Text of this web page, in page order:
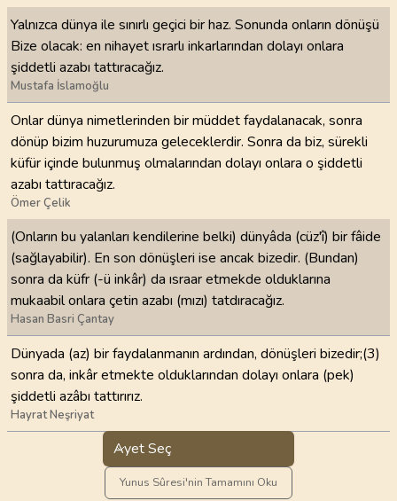
Yalnızca dünya ile sınırlı geçici bir haz. Sonunda onların dönüşü
Bize olacak: en nihayet ısrarlı inkarlarından dolayı onlara
şiddetli azabı tattıracağız.
Mustafa İslamoğlu
Onlar dünya nimetlerinden bir müddet faydalanacak, sonra
dönüp bizim huzurumuza geleceklerdir. Sonra da biz, sürekli
küfür içinde bulunmuş olmalarından dolayı onlara o şiddetli
azabı tattıracağız.
Ömer Çelik
(Onların bu yalanları kendilerine belki) dünyâda (cüz'î) bir fâide
(sağlayabilir). En son dönüşleri ise ancak bizedir. (Bundan)
sonra da küfr (-ü inkâr) da ısraar etmekde olduklarına
mukaabil onlara çetin azabı (mızı) tatdıracağız.
Hasan Basri Çantay
Dünyada (az) bir faydalanmanın ardından, dönüşleri bizedir;(3)
sonra da, inkâr etmekte olduklarından dolayı onlara (pek)
şiddetli azâbı tattırırız.
Hayrat Neşriyat
Ayet Seç
Yunus Sûresi'nin Tamamını Oku